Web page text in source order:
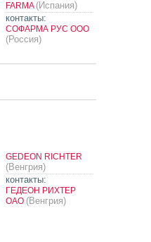
FARMA (Испания)
контакты:
СОФАРМА РУС ООО
(Россия)
GEDEON RICHTER
(Венгрия)
контакты:
ГЕДЕОН РИХТЕР
ОАО (Венгрия)